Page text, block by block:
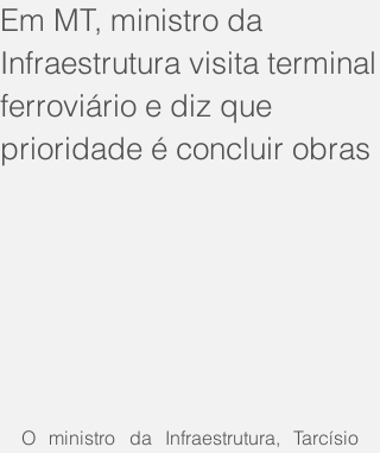
Em MT, ministro da
Infraestrutura visita terminal
ferroviário e diz que
prioridade é concluir obras
O ministro da Infraestrutura, Tarcísio